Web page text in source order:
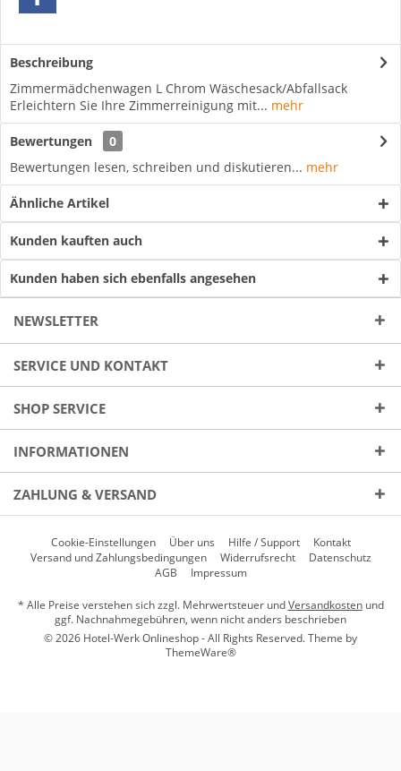
Beschreibung
Zimmermädchenwagen L Chrom Wäschesack/Abfallsack
Erleichtern Sie Ihre Zimmerreinigung mit... mehr
Bewertungen
0
Bewertungen lesen, schreiben und diskutieren... mehr
Ähnliche Artikel
Kunden kauften auch
Kunden haben sich ebenfalls angesehen
NEWSLETTER
SERVICE UND KONTAKT
SHOP SERVICE
INFORMATIONEN
ZAHLUNG & VERSAND
Cookie-Einstellungen Über uns Hilfe / Support
Kontakt
Versand und Zahlungsbedingungen
Widerrufsrecht
Datenschutz
AGB
Impressum
* Alle Preise verstehen sich zzgl. Mehrwertsteuer undVersandkostenund
ggf. Nachnahmegebühren, wenn nicht anders beschrieben
© 2026 Hotel-Werk Onlineshop - All Rights Reserved. Theme by
ThemeWare®